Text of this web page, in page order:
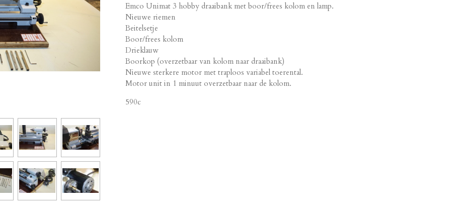
Emco Unimat 3 hobby draaibank met boor/frees kolom en lamp.
Nieuwe riemen
Beitelsetje
Boor/frees kolom
Drieklauw
Boorkop (overzetbaar van kolom naar draaibank)
Nieuwe sterkere motor met traploos variabel toerental.
Motor unit in 1 minuut overzetbaar naar de kolom.
590c